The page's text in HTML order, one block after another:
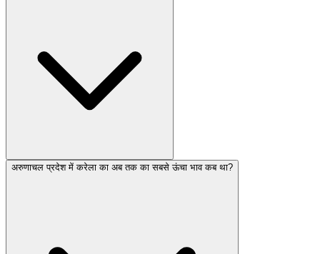
अरुणाचल प्रदेश में करेला का अब तक का सबसे ऊंचा भाव कब था?